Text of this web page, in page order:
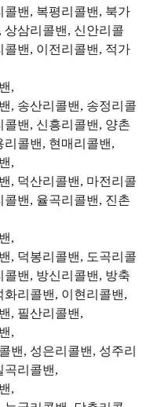
밴, 복평리콜밴, 북가
상삼리콜밴, 신안리콜
밴, 이전리콜밴, 적가
,
, 송산리콜밴, 송정리콜
밴, 신흥리콜밴, 양촌
콜밴, 현매리콜밴,
,
, 덕산리콜밴, 마전리콜
밴, 율곡리콜밴, 진촌
,
, 덕봉리콜밴, 도곡리콜
밴, 방신리콜밴, 방축
리콜밴, 이현리콜밴,
, 필산리콜밴,
,
밴, 성은리콜밴, 성주리
곡리콜밴,
,